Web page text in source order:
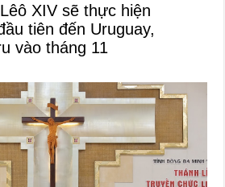
XIV sẽ thực hiện
tiên đến Uruguay,
vào tháng 11